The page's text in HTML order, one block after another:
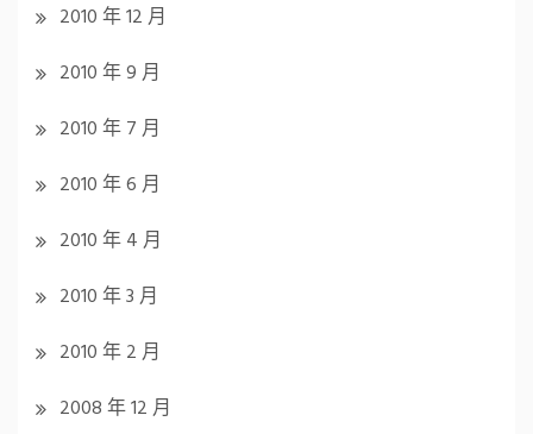
2010 年 12 月
2010 年 9 月
2010 年 7 月
2010 年 6 月
2010 年 4 月
2010 年 3 月
2010 年 2 月
2008 年 12 月